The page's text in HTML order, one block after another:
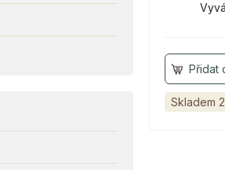
Skladem